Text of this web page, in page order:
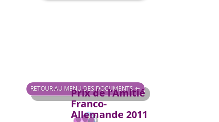
RETOUR AU MENU DES DOCUMENTS
Prix de l’Amitié
Franco-
Allemande 2011